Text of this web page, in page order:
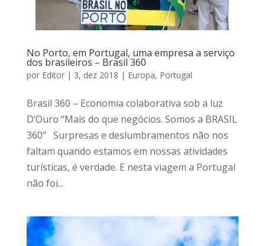
No Porto, em Portugal, uma empresa a serviço
dos brasileiros – Brasil 360
por Editor| 3, dez 2018 | Europa, Portugal
Brasil 360 – Economia colaborativa sob a luz
D’Ouro “Mais do que negócios. Somos a BRASIL
360” Surpresas e deslumbramentos não nos
faltam quando estamos em nossas atividades
turísticas, é verdade. E nesta viagem a Portugal
não foi...